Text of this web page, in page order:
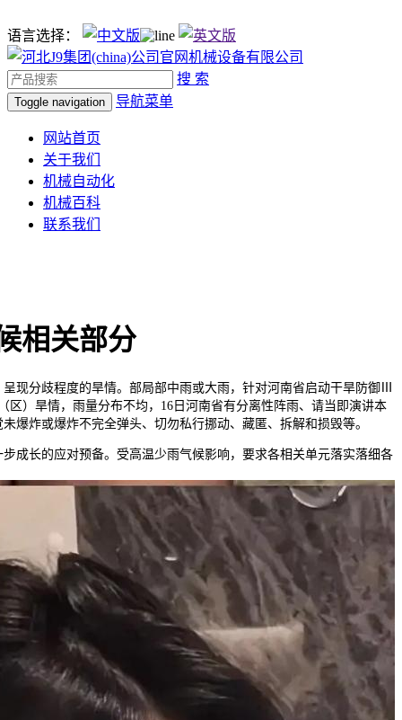
语言选择：
搜 索
Toggle navigation 导航菜单
网站首页
关于我们
机械自动化
机械百科
联系我们
相关部分
分歧程度的旱情。部局部中雨或大雨，针对河南省启动干旱防御Ⅲ
区）旱情，雨量分布不均，16日河南省有分离性阵雨、请当即演讲本
爆炸或爆炸不完全弹头、切勿私行挪动、藏匿、拆解和损毁等。
长的应对预备。受高温少雨气候影响，要求各相关单元落实落细各